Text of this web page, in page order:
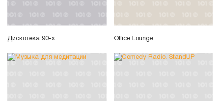
Дискотека 90-х Office Lounge